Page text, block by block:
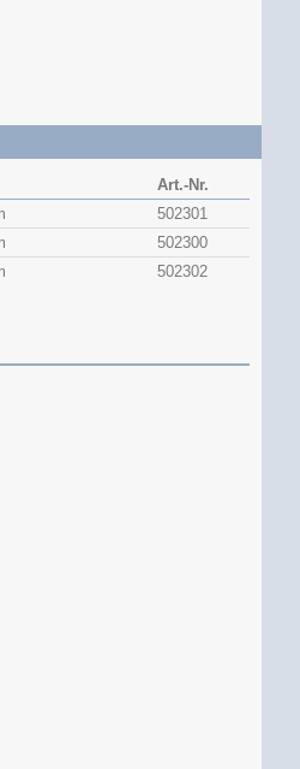
Art.-Nr.
502301
502300
502302